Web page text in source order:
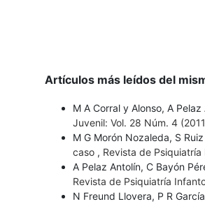
Artículos más leídos del
M A Corral y Alonso, A
Juvenil: Vol. 28 Núm. 4
M G Morón Nozaleda, S
caso , Revista de
A Pelaz Antolín, C Bayón
Revista de Psiquiatría
N Freund Llovera, P R